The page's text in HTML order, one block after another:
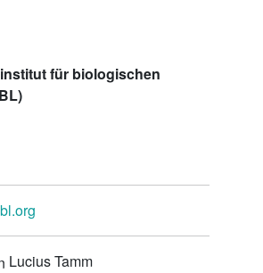
für biologischen
Lucius Tamm